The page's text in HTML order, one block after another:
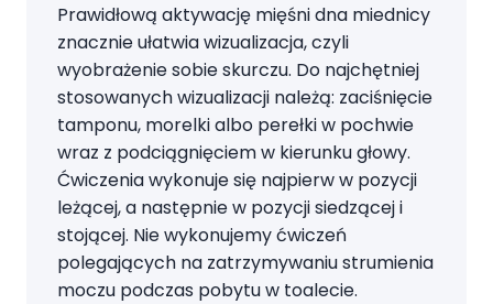
Prawidłową aktywację mięśni dna miednicy
znacznie ułatwia wizualizacja, czyli
wyobrażenie sobie skurczu. Do najchętniej
stosowanych wizualizacji należą: zaciśnięcie
tamponu, morelki albo perełki w pochwie
wraz z podciągnięciem w kierunku głowy.
Ćwiczenia wykonuje się najpierw w pozycji
leżącej, a następnie w pozycji siedzącej i
stojącej. Nie wykonujemy ćwiczeń
polegających na zatrzymywaniu strumienia
moczu podczas pobytu w toalecie.